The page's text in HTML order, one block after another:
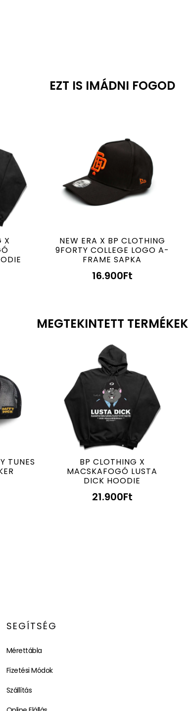
EZT IS IMÁDNI FOGOD
X
NEW ERA X BP CLOTHING
9FORTY COLLEGE LOGO A-
FRAME SAPKA
16.900Ft
MEGTEKINTETT TERMÉKEK
TUNES
BP CLOTHING X
MACSKAFOGÓ LUSTA
DICK HOODIE
21.900Ft
SEGÍTSÉG
Mérettábla
Fizetési Módok
Szállítás